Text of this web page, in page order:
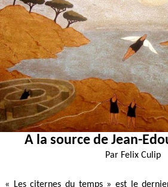
A la source de Jean-
Par Felix Culip
« Les citernes du temps » est le